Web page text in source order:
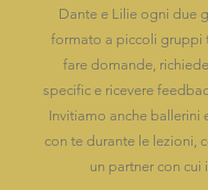
Dante e Lilie ogni due
formato a piccoli gruppi
fare domande,
specific e ricevere
Invitiamo anche ballerini
con te durante le lezioni,
un partner con cui